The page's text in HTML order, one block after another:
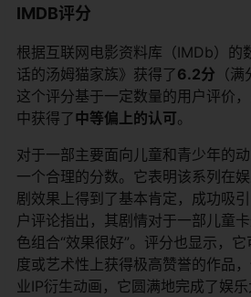
IMDB评分
根据互联网电影资料库（IMDb）的
话的汤姆猫家族》获得了6.2分 （
这个评分基于一定数量的用户评价
中获得了中等偏上的认可。
对于一部主要面向儿童和青少年的
一个合理的分数。它表明该系列在
剧效果上得到了基本肯定，成功吸
户评论指出，其剧情对于一部儿童
色组合“效果很好”。评分也显示，
度或艺术性上获得极高赞誉的作品
业IP衍生动画，它圆满地完成了娱